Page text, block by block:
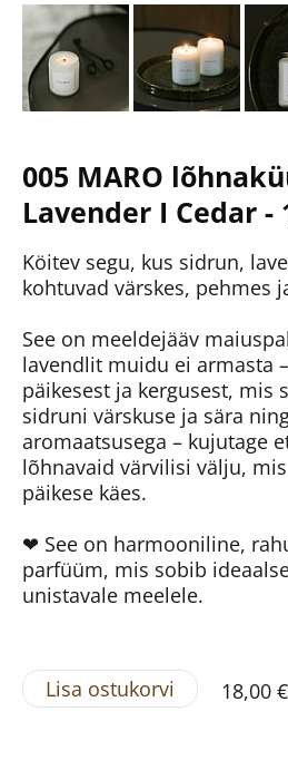
005 MARO
Lavender I Cedar -
Köitev segu, kus sidrun,
kohtuvad värskes, pehmes
See on meeldejääv
lavendlit muidu ei armasta
päikesest ja kergusest, mis
sidruni värskuse ja sära
aromaatsusega – kujutage
lõhnavaid värvilisi välju,
päikese käes.
❤ See on harmooniline,
parfüüm, mis sobib
unistavale meelele.
Lisa ostukorvi 18,00 €